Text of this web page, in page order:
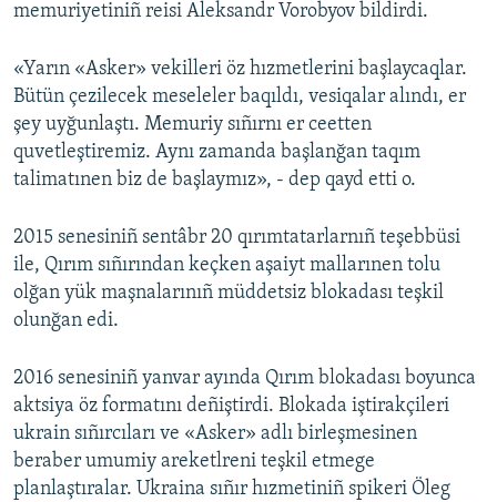
memuriyetiniñ reisi Aleksandr Vorobyov bildirdi.
«Yarın «Asker» vekilleri öz hızmetlerini başlaycaqlar.
Bütün çezilecek meseleler baqıldı, vesiqalar alındı, er
şey uyğunlaştı. Memuriy sıñırnı er ceetten
quvetleştiremiz. Aynı zamanda başlanğan taqım
talimatınen biz de başlaymız», - dep qayd etti o.
2015 senesiniñ sentâbr 20 qırımtatarlarnıñ teşebbüsi
ile, Qırım sıñırından keçken aşaiyt mallarınen tolu
olğan yük maşnalarınıñ müddetsiz blokadası teşkil
olunğan edi.
2016 senesiniñ yanvar ayında Qırım blokadası boyunca
aktsiya öz formatını deñiştirdi. Blokada iştirakçileri
ukrain sıñırcıları ve «Asker» adlı birleşmesinen
beraber umumiy areketlreni teşkil etmege
planlaştıralar. Ukraina sıñır hızmetiniñ spikeri Öleg